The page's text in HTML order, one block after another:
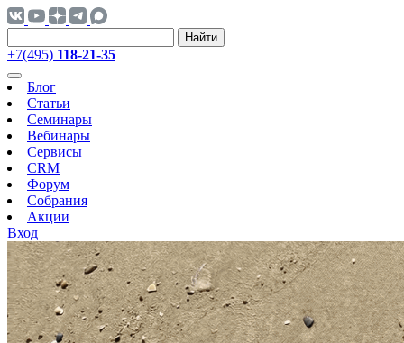
Найти
+7(495) 118-21-35
Блог
Статьи
Семинары
Вебинары
Сервисы
CRM
Форум
Собрания
Акции
Вход